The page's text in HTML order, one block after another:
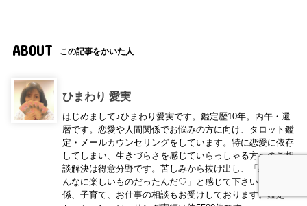
ABOUT この記事をかいた人
ひまわり 愛実
はじめまして♪ひまわり愛実です。鑑定歴10年。丙午・還
暦です。恋愛や人間関係でお悩みの方に向け、タロット鑑
定・メールカウンセリングをしています。特に恋愛に依存
してしまい、生きづらさを感じていらっしゃる方へのご相
談解決は得意分野です。苦しみから抜け出し、「恋ってこ
んなに楽しいものだったんだ♡」と感じて下さい。人間関
係、子育て、お仕事の相談もお受けしております。鑑定・